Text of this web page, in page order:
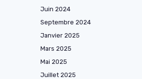
Juin 2024
Septembre 2024
Janvier 2025
Mars 2025
Mai 2025
Juillet 2025